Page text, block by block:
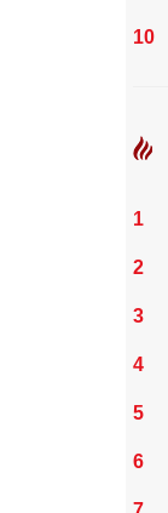
10
1
2
3
4
5
6